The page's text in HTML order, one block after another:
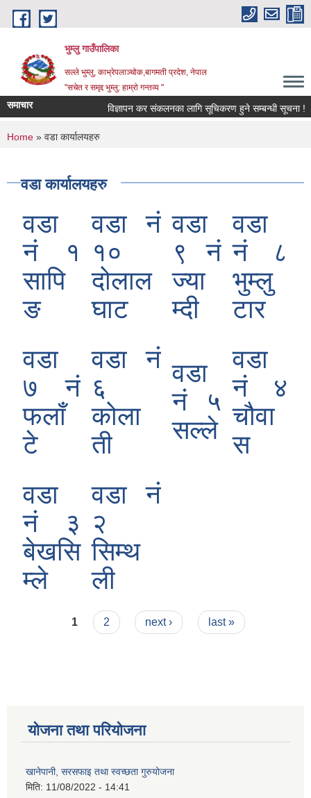
Skip to main content
भुम्लु गाउँपालिका
सल्ले भुम्लु, काभ्रेपलाञ्चोक,बागमती प्रदेश, नेपाल
"सचेत र समृद्द भुम्लु: हाम्राे गन्तव्य "
समाचार विज्ञापन कर संकलनका लागि सूचिकरण हुने सम्बन्धी सूचना !
You are here
Home » वडा कार्यालयहरु
वडा कार्यालयहरु
वडा
नं १
सापि
ङ
वडा नं
१०
दोलाल
घाट
वडा
९ नं
ज्या
म्दी
वडा
नं ८
भुम्लु
टार
वडा
७ नं
फलाँ
टे
वडा नं
६
कोला
ती
वडा
नं ५
सल्ले
वडा
नं ४
चौवा
स
वडा
नं ३
बेखसि
म्ले
वडा नं
२
सिम्थ
ली
Pages
1 2 next › last »
योजना तथा परियोजना
खानेपानी, सरसफाइ तथा स्वच्छता गुरुयोजना
मिति: 11/08/2022 - 14:41